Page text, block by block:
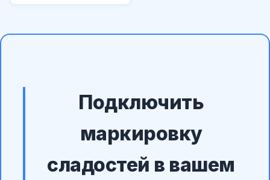
Подключить
маркировку
сладостей в вашем